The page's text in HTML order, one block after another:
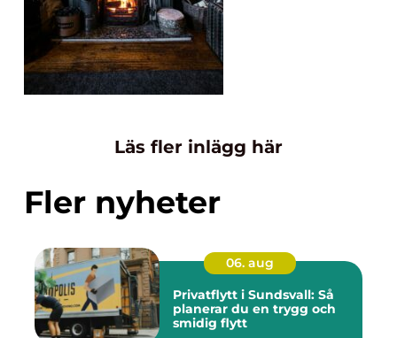
Läs fler inlägg här
Fler nyheter
06. aug
Privatflytt i Sundsvall: Så
planerar du en trygg och
smidig flytt